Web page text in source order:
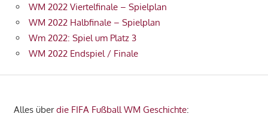
WM 2022 Viertelfinale – Spielplan
WM 2022 Halbfinale – Spielplan
Wm 2022: Spiel um Platz 3
WM 2022 Endspiel / Finale
Alles überdie FIFA Fußball WM Geschichte: